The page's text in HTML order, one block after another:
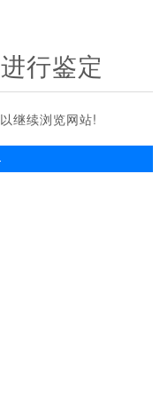
行鉴定
继续浏览网站!